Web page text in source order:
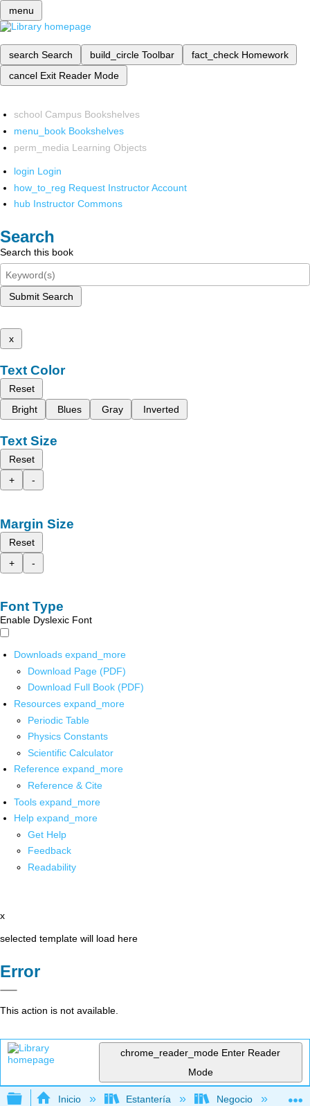
menu
search Search build_circle Toolbar fact_check Homework
cancel Exit Reader Mode
school Campus Bookshelves
menu_book Bookshelves
perm_media Learning Objects
login Login
how_to_reg Request Instructor Account
hub Instructor Commons
Search
Search this book
Submit Search
x
Text Color
Reset
Bright
Blues Gray Inverted
Text Size
Reset
+
-
Margin Size
Reset
+
-
Font Type
Enable Dyslexic Font
Downloads expand_more
Download Page (PDF)
Download Full Book (PDF)
Resources expand_more
Periodic Table
Physics Constants
Scientific Calculator
Reference expand_more
Reference & Cite
Tools expand_more
Help expand_more
Get Help
Feedback
Readability
x
selected template will load here
Error
This action is not available.
chrome_reader_mode Enter Reader
Mode
Expandir/contraer jerarquía global
Inicio Estantería Negocio